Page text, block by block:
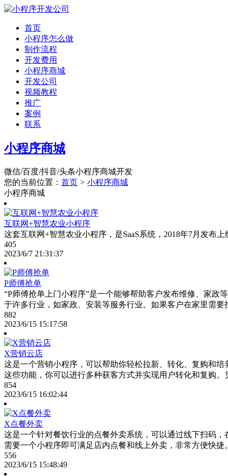
首页
小程序怎么做
制作流程
开发费用
小程序商城
开发公司
视频教程
推广
案例
联系
小程序商城
微信/百度/抖音/头条小程序商城开发
您的当前位置： 首页 > 小程序商城
小程序商城
互联网+智慧农业小程序
这套互联网+智慧农业小程序，是SaaS系统，2018年7月发布
405
2023/6/7 21:31:37
P师傅抢单
“P师傅抢单上门小程序”是一个能够帮助客户发布维修、家政
于许多行业，如家政、安装等服务行业。如果客户在家里需
882
2023/6/15 15:17:58
X营销云店
这是一个营销小程序，可以帮助你轻松拉新、转化、复购和
这些功能，你可以进行多种获客方式并实现用户转化和复购
854
2023/6/15 16:02:44
X点餐外卖
这是一个针对餐饮行业的点餐外卖系统，可以通过线下扫码
需要一个小程序即可满足店内点餐和线上外卖，非常方便快捷。
556
2023/6/15 15:48:49